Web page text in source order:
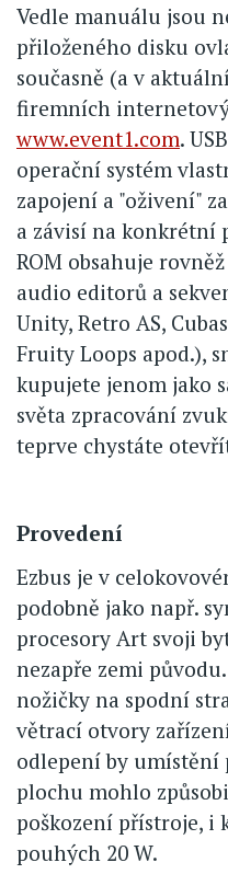
Vedle manuálu jsou
přiloženého disku
současně (a v
firemních
www.event1.com.
operační systém
zapojení a "oživení"
a závisí na konkrétní
ROM obsahuje
audio editorů a
Unity, Retro AS,
Fruity Loops apod.),
kupujete jenom jako
světa zpracování
teprve chystáte
Provedení
Ezbus je v
podobně jako např.
procesory Art svoji
nezapře zemi
nožičky na spodní
větrací otvory
odlepení by umístění
plochu mohlo
poškození přístroje, i
pouhých 20 W.